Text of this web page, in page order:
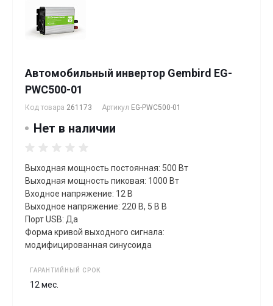
Автомобильный инвертор Gembird EG-
PWC500-01
Код товара 261173 Артикул EG-PWC500-01
Нет в наличии
Выходная мощность постоянная: 500 Вт
Выходная мощность пиковая: 1000 Вт
Входное напряжение: 12 В
Выходное напряжение: 220 В, 5 В В
Порт USB: Да
Форма кривой выходного сигнала:
модифицированная синусоида
ГАРАНТИЙНЫЙ СРОК
12 мес.